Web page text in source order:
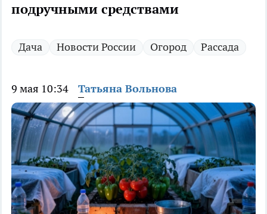
подручными средствами
Дача Новости России Огород Рассада
9 мая 10:34 Татьяна Вольнова